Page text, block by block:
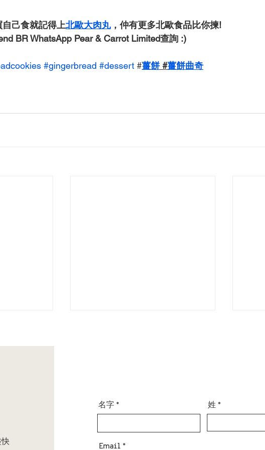
己食就記得上北歐大肉丸，仲有更多北歐食品比你揀!
BR WhatsApp Pear & Carrot Limited查詢 :)
#gingerbread #dessert #薑餅 #薑餅曲奇
｜ 肉
食！
雞肉皮塔餅/口袋餅食譜
快
名字 姓
Email